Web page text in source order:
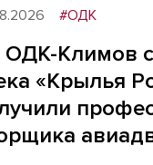
#ОДК
ОДК-Климов
«Крылья